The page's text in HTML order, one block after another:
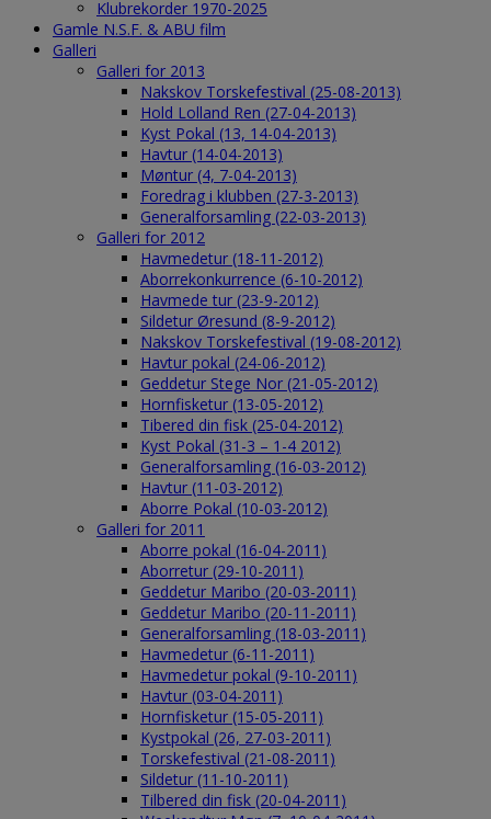
Klubrekorder 1970-2025
Gamle N.S.F. & ABU film
Galleri
Galleri for 2013
Nakskov Torskefestival (25-08-2013)
Hold Lolland Ren (27-04-2013)
Kyst Pokal (13, 14-04-2013)
Havtur (14-04-2013)
Møntur (4, 7-04-2013)
Foredrag i klubben (27-3-2013)
Generalforsamling (22-03-2013)
Galleri for 2012
Havmedetur (18-11-2012)
Aborrekonkurrence (6-10-2012)
Havmede tur (23-9-2012)
Sildetur Øresund (8-9-2012)
Nakskov Torskefestival (19-08-2012)
Havtur pokal (24-06-2012)
Geddetur Stege Nor (21-05-2012)
Hornfisketur (13-05-2012)
Tibered din fisk (25-04-2012)
Kyst Pokal (31-3 – 1-4 2012)
Generalforsamling (16-03-2012)
Havtur (11-03-2012)
Aborre Pokal (10-03-2012)
Galleri for 2011
Aborre pokal (16-04-2011)
Aborretur (29-10-2011)
Geddetur Maribo (20-03-2011)
Geddetur Maribo (20-11-2011)
Generalforsamling (18-03-2011)
Havmedetur (6-11-2011)
Havmedetur pokal (9-10-2011)
Havtur (03-04-2011)
Hornfisketur (15-05-2011)
Kystpokal (26, 27-03-2011)
Torskefestival (21-08-2011)
Sildetur (11-10-2011)
Tilbered din fisk (20-04-2011)